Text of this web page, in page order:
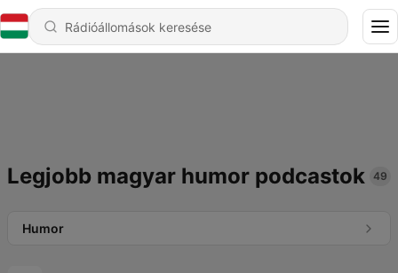
Legjobb magyar humor podcastok 49
Humor